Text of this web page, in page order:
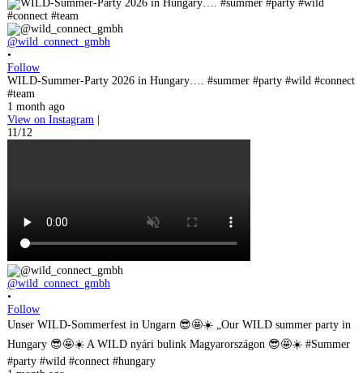
@wild_connect_gmbh
•
Follow
WILD-Summer-Party 2026 in Hungary…. #summer #party #wild #connect
#team
1 month ago
View on Instagram |
11/12
@wild_connect_gmbh
•
Follow
Unser WILD-Sommerfest in Ungarn 😎🤩☀️ „Our WILD summer party in
Hungary 😎🤩☀️ A WILD nyári bulink Magyarországon 😎🤩☀️ #Summer
#party #wild #connect #hungary